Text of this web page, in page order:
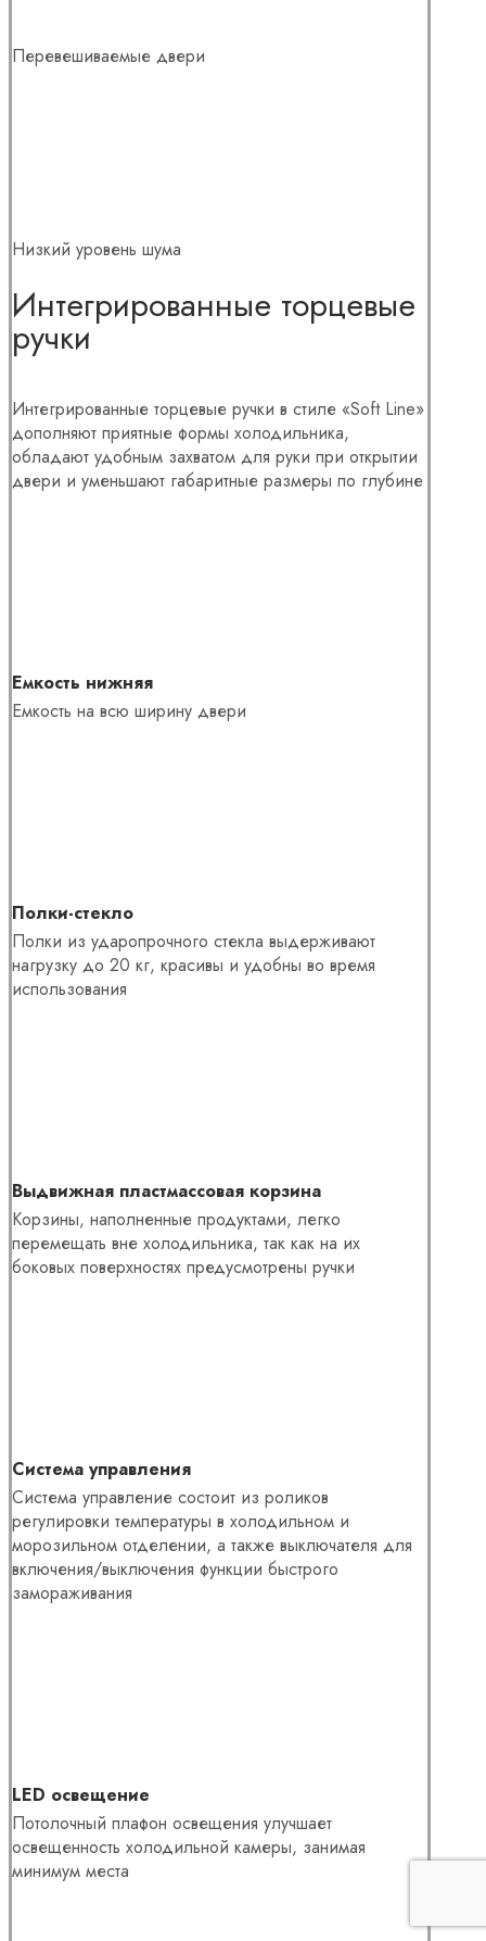
Перевешиваемые двери
Низкий уровень шума
Интегрированные торцевые
ручки
Интегрированные торцевые ручки в стиле «Soft Line»
дополняют приятные формы холодильника,
обладают удобным захватом для руки при открытии
двери и уменьшают габаритные размеры по глубине
Емкость нижняя
Емкость на всю ширину двери
Полки-стекло
Полки из ударопрочного стекла выдерживают
нагрузку до 20 кг, красивы и удобны во время
использования
Выдвижная пластмассовая корзина
Корзины, наполненные продуктами, легко
перемещать вне холодильника, так как на их
боковых поверхностях предусмотрены ручки
Система управления
Система управление состоит из роликов
регулировки температуры в холодильном и
морозильном отделении, а также выключателя для
включения/выключения функции быстрого
замораживания
LED освещение
Потолочный плафон освещения улучшает
освещенность холодильной камеры, занимая
минимум места